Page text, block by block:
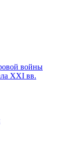
войны
XXI вв.